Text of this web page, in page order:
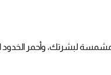
لبشرتك، وأحمر الخدود